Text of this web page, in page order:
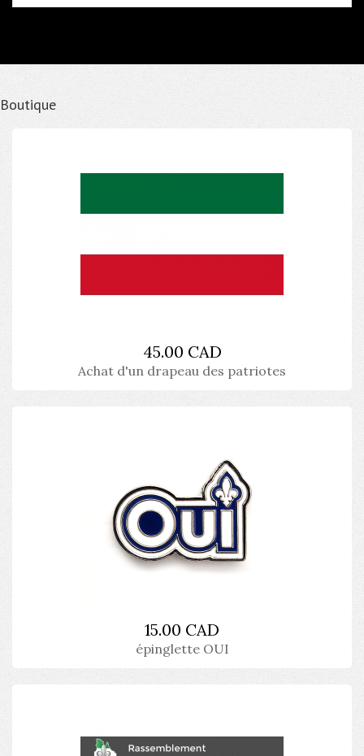
Boutique
45.00 CAD
Achat d'un drapeau des patriotes
15.00 CAD
épinglette OUI